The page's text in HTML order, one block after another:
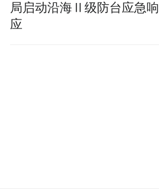
局启动沿海Ⅱ级防台应急响
应